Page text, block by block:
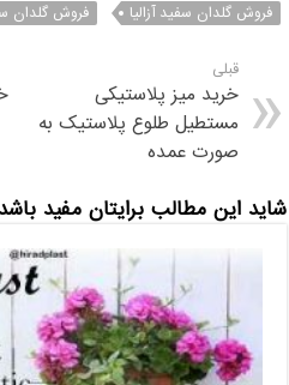
فروش گلدان سفید آزالیا
فروش گلدان
قبلی
خرید میز پلاستیکی
مستطیل طلوع پلاستیک به
صورت عمده
شاید این مطالب برایتان مفید باشد